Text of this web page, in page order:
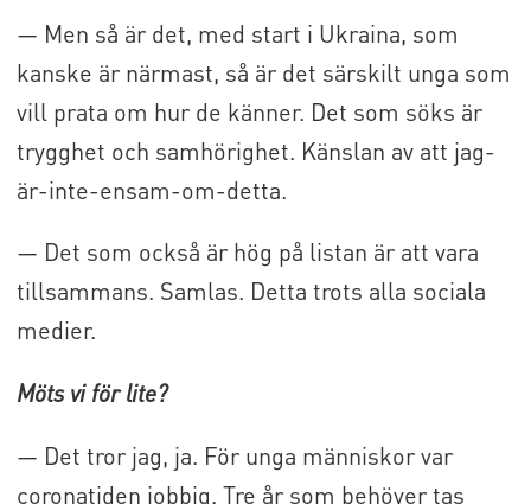
morgonkaffe via Teams. Är du kommunalt
anställd eller förtroendevald - välkommen
med och diskutera!
I andra halvan av april välkomnas
Utbildnings- och kulturministeriets
kanslichef Heidi Backman som gäst till
Kaffet. Det är 22.4.
Läs mera om kyrkans roll inom samhällets
krisberedskap i nästa nummer av
utkommer 23.4.
— Men så är det, med start i Ukraina, som
kanske är närmast, så är det särskilt unga som
vill prata om hur de känner. Det som söks är
trygghet och samhörighet. Känslan av att jag-
är-inte-ensam-om-detta.
— Det som också är hög på listan är att vara
tillsammans. Samlas. Detta trots alla sociala
medier.
Möts vi för lite?
— Det tror jag, ja. För unga människor var
coronatiden jobbig. Tre år som behöver tas